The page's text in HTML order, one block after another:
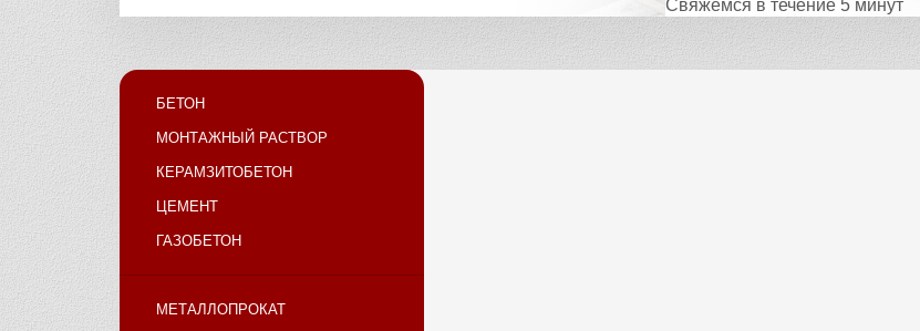
Свяжемся в течение 5 минут
БЕТОН
МОНТАЖНЫЙ РАСТВОР
КЕРАМЗИТОБЕТОН
ЦЕМЕНТ
ГАЗОБЕТОН
МЕТАЛЛОПРОКАТ